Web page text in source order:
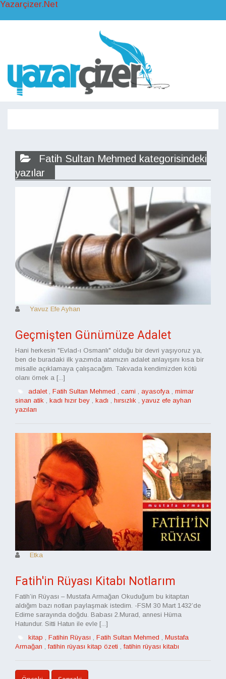
Yazarçizer.Net
Fatih Sultan Mehmed kategorisindeki
yazılar
Yavuz Efe Ayhan
Geçmişten Günümüze Adalet
Hani herkesin "Evlad-ı Osmanlı" olduğu bir devri yaşıyoruz ya,
ben de buradaki ilk yazımda atamızın adalet anlayışını kısa bir
misalle açıklamaya çalışacağım. Takvada kendimizden kötü
olanı örnek a [...]
adalet, Fatih Sultan Mehmed cami ayasofya
mimar
sinan atik
kadı hızır bey kadı hırsızlık
yavuz efe ayhan
yazıları
Etka
Fatih'in Rüyası Kitabı Notlarım
Fatih’in Rüyası – Mustafa Armağan Okuduğum bu kitaptan
aldığım bazı notları paylaşmak istedim. -FSM 30 Mart 1432’de
Edirne sarayında doğdu. Babası 2.Murad, annesi Hüma
Hatundur. Sitti Hatun ile evle [...]
kitap
Fatihin Rüyası Fatih Sultan Mehmed
Mustafa
Armağan ,fatihin rüyası kitap özeti ,fatihin rüyası kitabı